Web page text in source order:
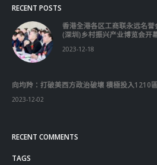
RECENT POSTS
香港全港各区工商联永远名
(深圳)乡村振兴产业博览会开
2023-12-18
向均羚：打破美西方政治破壞 積極投入1210
2023-12-02
RECENT COMMENTS
TAGS